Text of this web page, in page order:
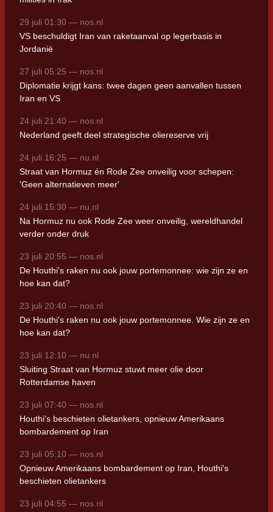
29 juli 01:30 — nos.nl
VS beschuldigt Iran van raketaanval op legerbasis in
Jordanië
27 juli 05:25 — nos.nl
Diplomatie krijgt kans: twee dagen geen aanvallen tussen
Iran en VS
24 juli 21:40 — nos.nl
Nederland geeft deel strategische oliereserve vrij
24 juli 16:25 — nu.nl
Straat van Hormuz én Rode Zee onveilig voor schepen:
'Geen alternatieven meer'
24 juli 15:30 — nu.nl
Na Hormuz nu ook Rode Zee weer onveilig, wereldhandel
verder onder druk
23 juli 20:55 — nos.nl
De Houthi's raken nu ook jouw portemonnee: wie zijn ze en
hoe kan dat?
23 juli 20:40 — nos.nl
De Houthi's raken nu ook jouw portemonnee. Wie zijn ze en
hoe kan dat?
23 juli 12:10 — nu.nl
Sluiting Straat van Hormuz stuwt meer olie door
Rotterdamse haven
23 juli 07:40 — nos.nl
Houthi's beschieten olietankers, opnieuw Amerikaans
bombardement op Iran
23 juli 05:10 — nos.nl
Opnieuw Amerikaans bombardement op Iran, Houthi's
beschieten olietankers
23 juli 04:55 — nos.nl